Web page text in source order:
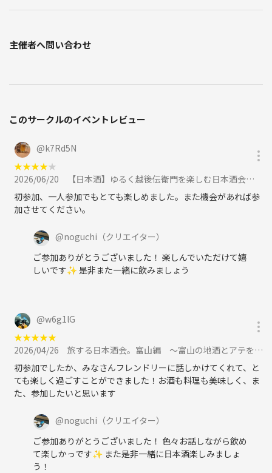
主催者へ問い合わせ
このサークルのイベントレビュー
@k7Rd5N
★★★★★
2026/06/20
【日本酒】ゆるく越後伝衛門を楽しむ日本酒会🍶初参加、お一人様大歓迎！に参加
初参加、一人参加でもとても楽しめました。また機会があれば参
加させてください。
@noguchi （クリエイター）
ご参加ありがとうございました！ 楽しんでいただけて嬉
しいです✨ 是非また一緒に飲みましょう
@w6g1lG
★★★★★
2026/04/26
旅する日本酒会。富山編 〜富山の地酒とアテをゆるく楽しむ日本酒会〜に参加
初参加でしたか、みなさんフレンドリーに話しかけてくれて、と
ても楽しく過ごすことができました！お酒も料理も美味しく、ま
た、参加したいと思います
@noguchi （クリエイター）
ご参加ありがとうございました！ 色々お話しながら飲め
て楽しかっです✨ また是非一緒に日本酒楽しみましょ
う！